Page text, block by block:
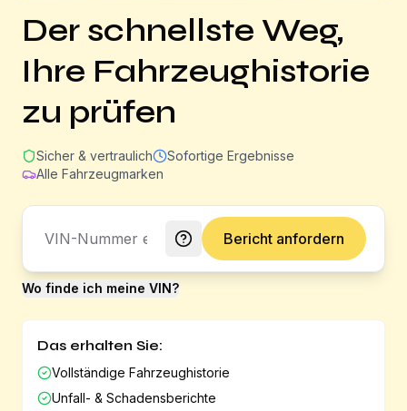
Der schnellste Weg,
Ihre Fahrzeughistorie
zu prüfen
Sicher & vertraulich
Sofortige Ergebnisse
Alle Fahrzeugmarken
Bericht anfordern
Wo finde ich meine VIN?
Das erhalten Sie:
Vollständige Fahrzeughistorie
Unfall- & Schadensberichte